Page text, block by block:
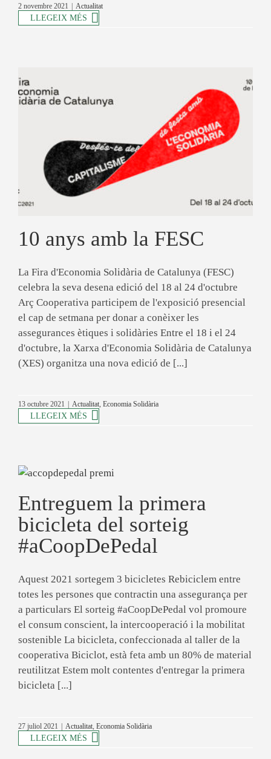
2 novembre 2021 Actualitat
LLEGEIX MÉS
10 anys amb la FESC
La Fira d'Economia Solidària de Catalunya (FESC)
celebra la seva desena edició del 18 al 24 d'octubre
Arç Cooperativa participem de l'exposició presencial
el cap de setmana per donar a conèixer les
assegurances ètiques i solidàries Entre el 18 i el 24
d'octubre, la Xarxa d'Economia Solidària de Catalunya
(XES) organitza una nova edició de [...]
13 octubre 2021 Actualitat, Economia Solidària
LLEGEIX MÉS
Entreguem la primera
bicicleta del sorteig
#aCoopDePedal
Aquest 2021 sortegem 3 bicicletes Rebiciclem entre
totes les persones que contractin una assegurança per
a particulars El sorteig #aCoopDePedal vol promoure
el consum conscient, la intercooperació i la mobilitat
sostenible La bicicleta, confeccionada al taller de la
cooperativa Biciclot, està feta amb un 80% de material
reutilitzat Estem molt contentes d'entregar la primera
bicicleta [...]
27 juliol 2021 Actualitat, Economia Solidària
LLEGEIX MÉS